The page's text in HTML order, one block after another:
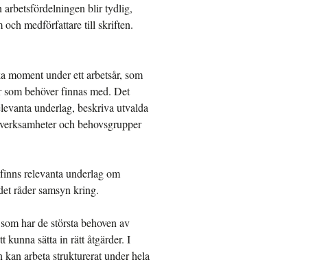
arbetsfördelningen blir tydlig,
och medförfattare till skriften.
under ett arbetsår, som
behöver finnas med. Det
underlag, beskriva utvalda
och behovsgrupper
relevanta underlag om
råder samsyn kring.
har de största behoven av
kunna sätta in rätt åtgärder. I
arbeta strukturerat under hela